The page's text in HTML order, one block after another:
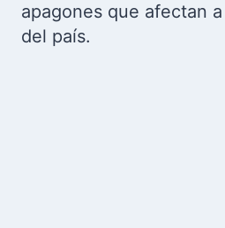
apagones que afectan
del país.